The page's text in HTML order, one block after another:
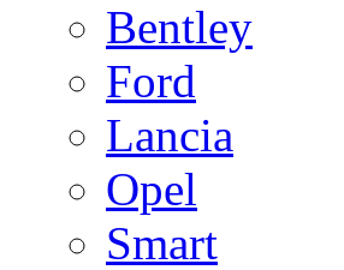
Bentley
Ford
Lancia
Opel
Smart